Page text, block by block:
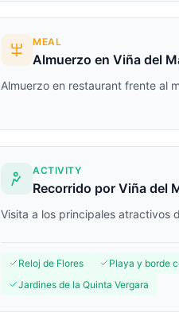
MEAL
Almuerzo en Viña del
Almuerzo en restaurant frente al
ACTIVITY
Recorrido por Viña del
Visita a los principales atractivos
Reloj de Flores Playa y borde
Jardines de la Quinta Vergara